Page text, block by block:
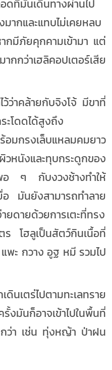
ดที่มันเดินทางผ่านไป
มากและแทบไม่เคยหลบ
กมีภัยคุกคามเข้ามา แต่
กกว่าเฮลิคอปเตอร์เสีย
ว้ว่าคล้ายกับจิงโจ้ มีขาที่
ะโดดได้สูงถึง
อมกรงเล็บแหลมคมยาว
วหนังและทุบกระดูกของ
ๆ กับงวงช้างทำให้
อ มันยังสามารถทำลาย
ยดายด้วยการเตะที่ทรง
โฮลูเป็นสัตว์กินเนื้อที่
แพะ กวาง อูฐ หมี รวมไป
นเตร่ไปตามทะเลทราย
งมันก็อาจเข้าไปในพื้นที่
ว่า เช่น ทุ่งหญ้า ป่าฝน